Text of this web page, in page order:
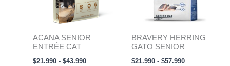
ACANA SENIOR
ENTRÉE CAT
$21.990 - $43.990
BRAVERY HERRING
GATO SENIOR
$21.990 - $57.990